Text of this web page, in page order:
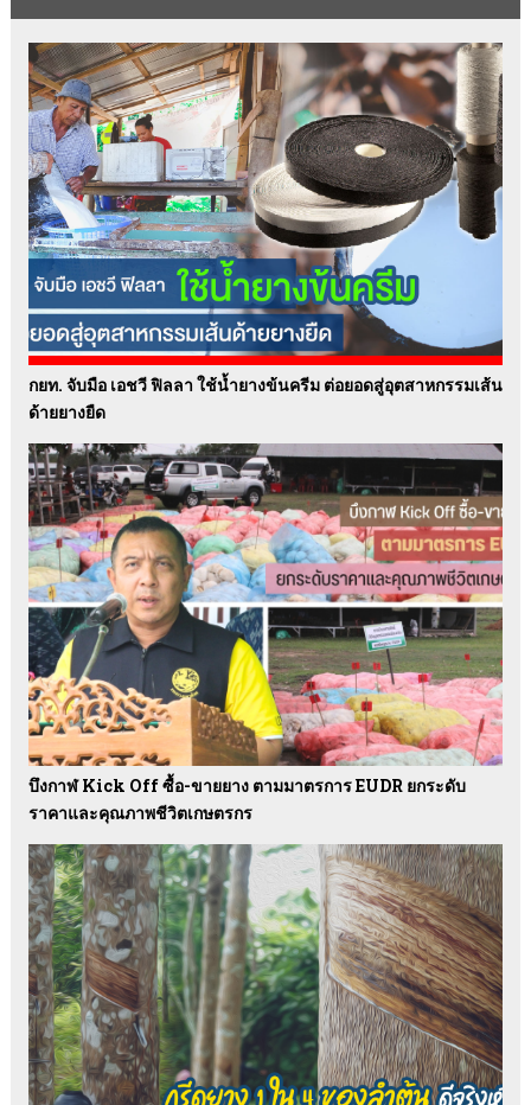
กยท. จับมือ เอชวี ฟิลลา ใช้น้ำยางข้นครีม ต่อยอดสู่อุตสาหกรรมเส้น
ด้ายยางยืด
บึงกาฬ Kick Off ซื้อ-ขายยาง ตามมาตรการ EUDR ยกระดับ
ราคาและคุณภาพชีวิตเกษตรกร